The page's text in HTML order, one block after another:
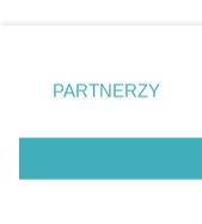
©
zmienić/wycofać
znajdujący się w
rodzaje
użytkownika, ale
przetwarzaniu.
PARTNERZY